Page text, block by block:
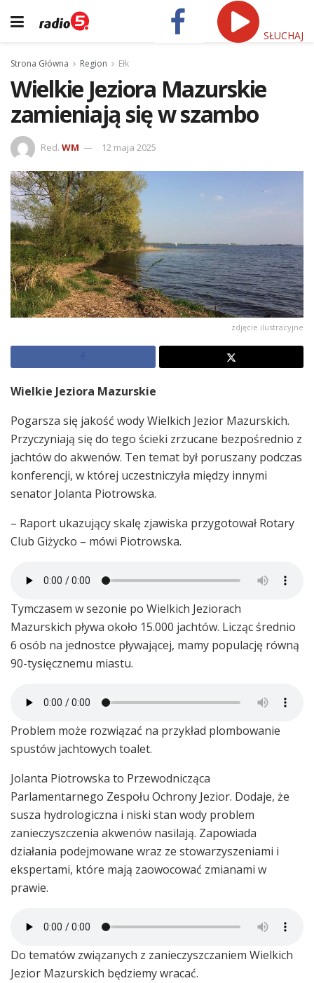
SŁUCHAJ
Strona Główna Region Ełk
Wielkie Jeziora Mazurskie
zamieniają się w szambo
Red. WM 12 maja 2025
zdjęcie ilustracyjne
Wielkie Jeziora Mazurskie
Pogarsza się jakość wody Wielkich Jezior Mazurskich.
Przyczyniają się do tego ścieki zrzucane bezpośrednio z
jachtów do akwenów. Ten temat był poruszany podczas
konferencji, w której uczestniczyła między innymi
senator Jolanta Piotrowska.
– Raport ukazujący skalę zjawiska przygotował Rotary
Club Giżycko – mówi Piotrowska.
Tymczasem w sezonie po Wielkich Jeziorach
Mazurskich pływa około 15.000 jachtów. Licząc średnio
6 osób na jednostce pływającej, mamy populację równą
90-tysięcznemu miastu.
Problem może rozwiązać na przykład plombowanie
spustów jachtowych toalet.
Jolanta Piotrowska to Przewodnicząca
Parlamentarnego Zespołu Ochrony Jezior. Dodaje, że
susza hydrologiczna i niski stan wody problem
zanieczyszczenia akwenów nasilają. Zapowiada
działania podejmowane wraz ze stowarzyszeniami i
ekspertami, które mają zaowocować zmianami w
prawie.
Do tematów związanych z zanieczyszczaniem Wielkich
Jezior Mazurskich będziemy wracać.